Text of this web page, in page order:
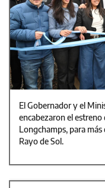
El Gobernador y el
encabezaron el
Longchamps, para
Rayo de Sol.